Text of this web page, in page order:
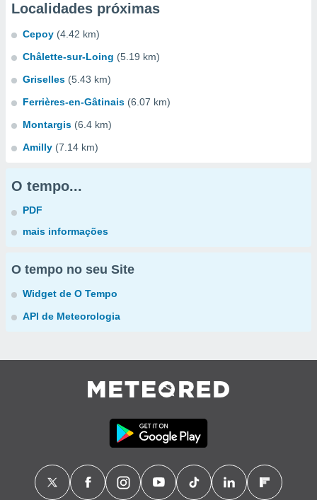
Localidades próximas
Cepoy (4.42 km)
Châlette-sur-Loing (5.19 km)
Griselles (5.43 km)
Ferrières-en-Gâtinais (6.07 km)
Montargis (6.4 km)
Amilly (7.14 km)
O tempo...
PDF
mais informações
O tempo no seu Site
Widget de O Tempo
API de Meteorologia